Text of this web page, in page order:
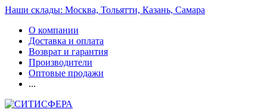
Наши склады: Москва, Тольятти, Казань, Самара
О компании
Доставка и оплата
Возврат и гарантия
Производители
Оптовые продажи
...